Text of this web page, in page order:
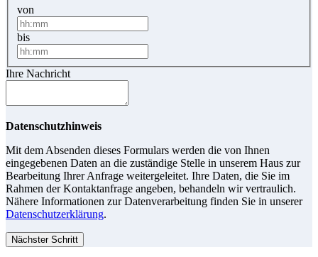
von
bis
Ihre Nachricht
Datenschutzhinweis
Mit dem Absenden dieses Formulars werden die von Ihnen
eingegebenen Daten an die zuständige Stelle in unserem Haus zur
Bearbeitung Ihrer Anfrage weitergeleitet. Ihre Daten, die Sie im
Rahmen der Kontaktanfrage angeben, behandeln wir vertraulich.
Nähere Informationen zur Datenverarbeitung finden Sie in unserer
Datenschutzerklärung.
Nächster Schritt